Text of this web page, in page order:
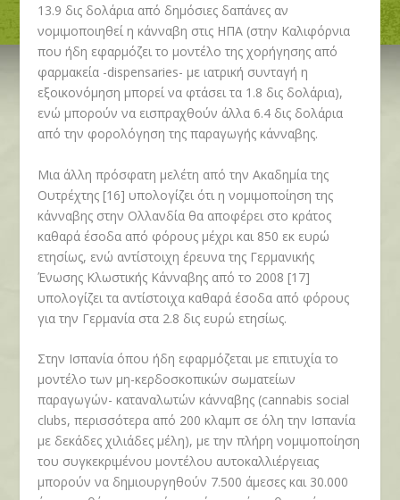
13.9 δις δολάρια από δημόσιες δαπάνες αν
νομιμοποιηθεί η κάνναβη στις ΗΠΑ (στην Καλιφόρνια
που ήδη εφαρμόζει το μοντέλο της χορήγησης από
φαρμακεία -dispensaries- με ιατρική συνταγή η
εξοικονόμηση μπορεί να φτάσει τα 1.8 δις δολάρια),
ενώ μπορούν να εισπραχθούν άλλα 6.4 δις δολάρια
από την φορολόγηση της παραγωγής κάνναβης.
Μια άλλη πρόσφατη μελέτη από την Ακαδημία της
Ουτρέχτης [16] υπολογίζει ότι η νομιμοποίηση της
κάνναβης στην Ολλανδία θα αποφέρει στο κράτος
καθαρά έσοδα από φόρους μέχρι και 850 εκ ευρώ
ετησίως, ενώ αντίστοιχη έρευνα της Γερμανικής
Ένωσης Κλωστικής Κάνναβης από το 2008 [17]
υπολογίζει τα αντίστοιχα καθαρά έσοδα από φόρους
για την Γερμανία στα 2.8 δις ευρώ ετησίως.
Στην Ισπανία όπου ήδη εφαρμόζεται με επιτυχία το
μοντέλο των μη-κερδοσκοπικών σωματείων
παραγωγών- καταναλωτών κάνναβης (cannabis social
clubs, περισσότερα από 200 κλαμπ σε όλη την Ισπανία
με δεκάδες χιλιάδες μέλη), με την πλήρη νομιμοποίηση
του συγκεκριμένου μοντέλου αυτοκαλλιέργειας
μπορούν να δημιουργηθούν 7.500 άμεσες και 30.000